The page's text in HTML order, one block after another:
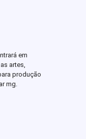
em
artes,
produção
mg.